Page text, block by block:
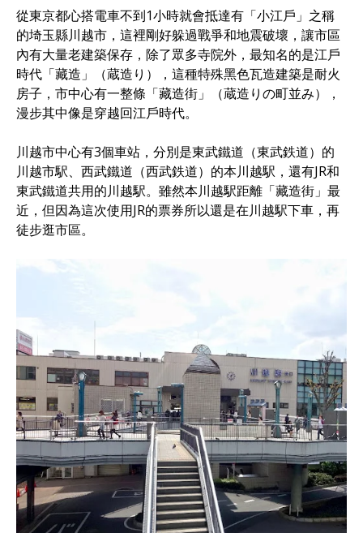
從東京都心搭電車不到1小時就會抵達有「小江戶」之稱
的埼玉縣川越市，這裡剛好躲過戰爭和地震破壞，讓市區
內有大量老建築保存，除了眾多寺院外，最知名的是江戶
時代「藏造」（蔵造り），這種特殊黑色瓦造建築是耐火
房子，市中心有一整條「藏造街」（蔵造りの町並み），
漫步其中像是穿越回江戶時代。
川越市中心有3個車站，分別是東武鐵道（東武鉄道）的
川越市駅、西武鐵道（西武鉄道）的本川越駅，還有JR和
東武鐵道共用的川越駅。雖然本川越駅距離「藏造街」最
近，但因為這次使用JR的票券所以還是在川越駅下車，再
徒步逛市區。